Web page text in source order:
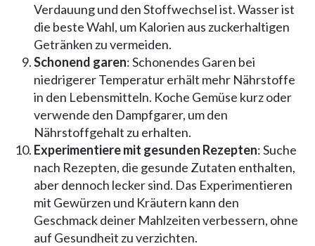
Verdauung und den Stoffwechsel ist. Wasser ist
die beste Wahl, um Kalorien aus zuckerhaltigen
Getränken zu vermeiden.
Schonend garen: Schonendes Garen bei
niedrigerer Temperatur erhält mehr Nährstoffe
in den Lebensmitteln. Koche Gemüse kurz oder
verwende den Dampfgarer, um den
Nährstoffgehalt zu erhalten.
Experimentiere mit gesunden Rezepten: Suche
nach Rezepten, die gesunde Zutaten enthalten,
aber dennoch lecker sind. Das Experimentieren
mit Gewürzen und Kräutern kann den
Geschmack deiner Mahlzeiten verbessern, ohne
auf Gesundheit zu verzichten.